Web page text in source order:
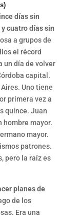
días sin
cuatro días sin
a grupos de
el récord
un día de volver
capital.
Uno tiene
primera vez a
quince. Juan
hombre mayor.
mayor.
patrones.
pero la raíz es
planes de
de los
Era una